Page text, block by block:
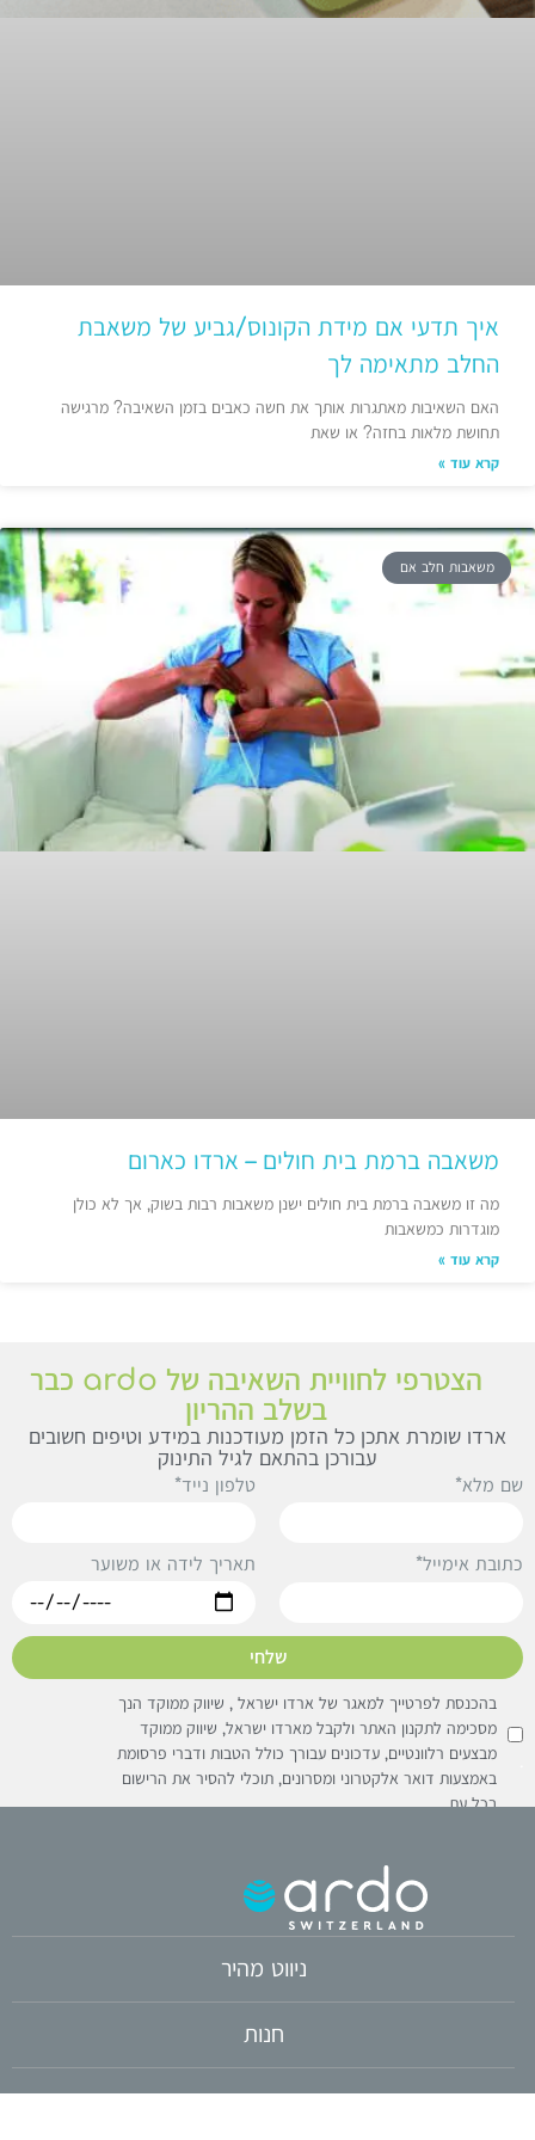
איך תדעי אם מידת הקונוס/גביע של משאבת
החלב מתאימה לך
האם השאיבות מאתגרות אותך את חשה כאבים בזמן השאיבה? מרגישה
תחושת מלאות בחזה? או שאת
קרא עוד »
משאבות חלב אם
משאבה ברמת בית חולים – ארדו כארום
מה זו משאבה ברמת בית חולים ישנן משאבות רבות בשוק, אך לא כולן
מוגדרות כמשאבות
קרא עוד »
הצטרפי לחוויית השאיבה של ardo כבר
בשלב ההריון
ארדו שומרת אתכן כל הזמן מעודכנות במידע וטיפים חשובים
עבורכן בהתאם לגיל התינוק
בהכנסת לפרטייך למאגר של ארדו ישראל , שיווק ממוקד הנך
מסכימה לתקנון האתר ולקבל מארדו ישראל, שיווק ממוקד
מבצעים רלוונטיים, עדכונים עבורך כולל הטבות ודברי פרסומת
באמצעות דואר אלקטרוני ומסרונים, תוכלי להסיר את הרישום
בכל עת
שם מלא* טלפון נייד*
כתובת אימייל* תאריך לידה או משוער
שלחי
ניווט מהיר
חנות
צור קשר